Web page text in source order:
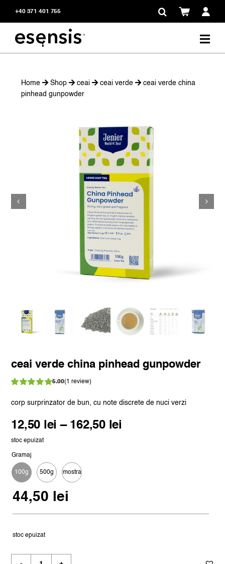
+40 371 401 755
Home Shop ceai ceai verde
ceai verde china
pinhead gunpowder
ceai verde china pinhead gunpowder
la5.00din 5 pe
singure
evaluări
5.00(1 review)
corp surprinzator de bun, cu note discrete de nuci verzi
12,50 lei – 162,50 lei
stoc epuizat
Gramaj
100g 500g mostra
44,50 lei
stoc epuizat